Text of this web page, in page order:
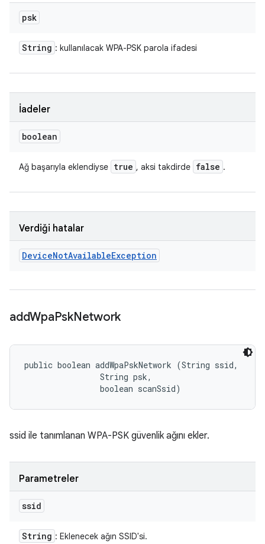
psk
String : kullanılacak WPA-PSK parola ifadesi
İadeler
boolean
Ağ başarıyla eklendiyse true , aksi takdirde false .
Verdiği hatalar
DeviceNotAvailableException
addWpaPskNetwork
public boolean addWpaPskNetwork (String ssid,
                String psk,
                boolean scanSsid)
ssid ile tanımlanan WPA-PSK güvenlik ağını ekler.
Parametreler
ssid
String : Eklenecek ağın SSID'si.